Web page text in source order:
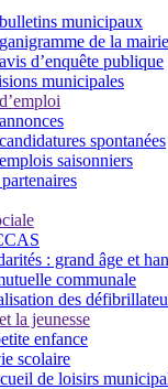
municipaux
de la mairie
d’enquête publique
municipales
spontanées
saisonniers
: grand âge et
communale
des
la jeunesse
enfance
scolaire
de loisirs